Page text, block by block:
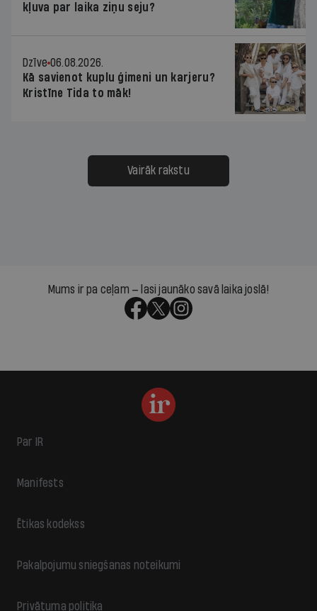
kļuva par laika ziņu seju?
Dzīve 06.08.2026.
Kā savienot kuplu ģimeni un karjeru?
Kristīne Tida to māk!
Vairāk rakstu
Mums ir pa ceļam — lasi jaunāko savā laika joslā!
Par IR
Manifests
Ētikas kodekss
Pakalpojumu sniegšanas noteikumi
Privātuma politika